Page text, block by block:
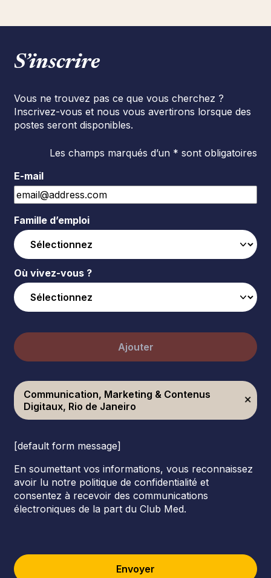
S’inscrire
Vous ne trouvez pas ce que vous cherchez ?
Inscrivez-vous et nous vous avertirons lorsque des
postes seront disponibles.
Les champs marqués d’un * sont obligatoires
E-mail
Famille d’emploi
Où vivez-vous ?
Ajouter
Communication, Marketing & Contenus
Digitaux, Rio de Janeiro
[default form message]
En soumettant vos informations, vous reconnaissez
avoir lu notre politique de confidentialité et
consentez à recevoir des communications
électroniques de la part du Club Med.
Envoyer